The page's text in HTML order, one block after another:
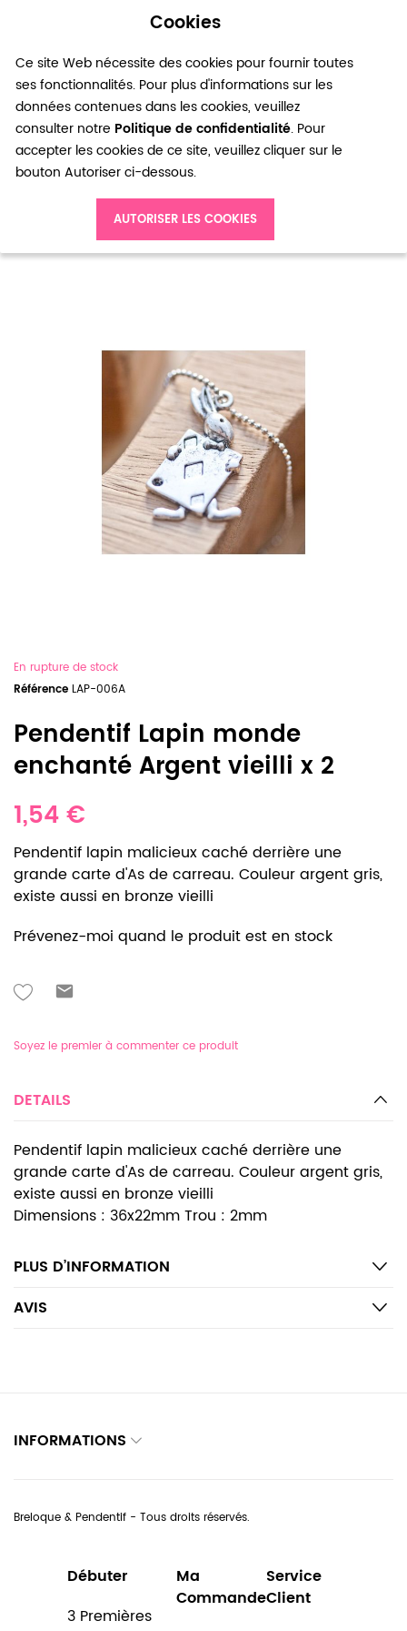
Cookies
Ce site Web nécessite des cookies pour fournir toutes
ses fonctionnalités. Pour plus d'informations sur les
données contenues dans les cookies, veuillez
consulter notre Politique de confidentialité. Pour
accepter les cookies de ce site, veuillez cliquer sur le
bouton Autoriser ci-dessous.
AUTORISER LES COOKIES
0
Pendentif Lapin monde enchanté Argent vieilli x 2
En rupture de stock
Référence LAP-006A
Pendentif Lapin monde
enchanté Argent vieilli x 2
1,54 €
Pendentif lapin malicieux caché derrière une
grande carte d'As de carreau. Couleur argent gris,
existe aussi en bronze vieilli
Prévenez-moi quand le produit est en stock
Soyez le premier à commenter ce produit
DETAILS
Pendentif lapin malicieux caché derrière une
grande carte d'As de carreau. Couleur argent gris,
existe aussi en bronze vieilli
Dimensions : 36x22mm Trou : 2mm
PLUS D’INFORMATION
AVIS
INFORMATIONS
Breloque & Pendentif - Tous droits réservés.
Débuter
3 Premières
Ma
Commande
Service
Client